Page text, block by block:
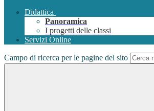
Didattica
Panoramica
I progetti delle classi
Servizi Online
Campo di ricerca per le pagine del sito